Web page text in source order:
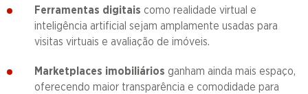
Ferramentas digitais como realidade virtual e
inteligência artificial sejam amplamente usadas para
visitas virtuais e avaliação de imóveis.
Marketplaces imobiliários ganham ainda mais espaço,
oferecendo maior transparência e comodidade para